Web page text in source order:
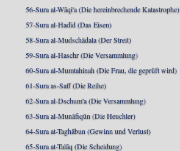
56-Sura al-Wāqi'a (Die hereinbrechende Katastrophe)
57-Sura al-Hadīd (Das Eisen)
58-Sura al-Mudschādala (Der Streit)
59-Sura al-Haschr (Die Versammlung)
60-Sura al-Mumtahinah (Die Frau, die geprüft wird)
61-Sura as-Saff (Die Reihe)
62-Sura al-Dschum'a (Die Versammlung)
63-Sura al-Munāfiqūn (Die Heuchler)
64-Sura at-Taghābun (Gewinn und Verlust)
65-Sura at-Talāq (Die Scheidung)